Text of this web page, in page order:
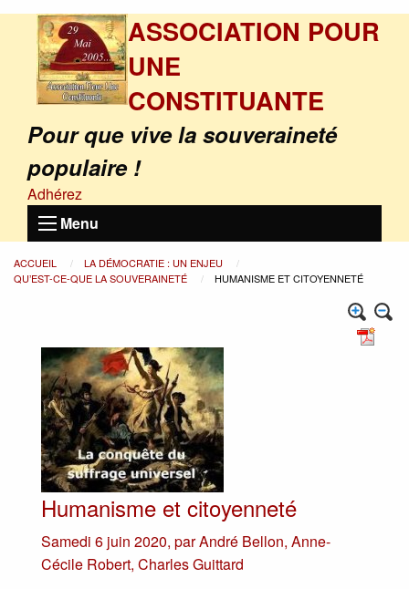
ASSOCIATION POUR
UNE
CONSTITUANTE
Pour que vive la souveraineté
populaire !
Adhérez
Menu
ACCUEIL
LA DÉMOCRATIE : UN ENJEU
QU’EST-CE-QUE LA SOUVERAINETÉ
HUMANISME ET CITOYENNETÉ
Humanisme et citoyenneté
Samedi 6 juin 2020, parAndré Bellon, Anne-
Cécile Robert, Charles Guittard